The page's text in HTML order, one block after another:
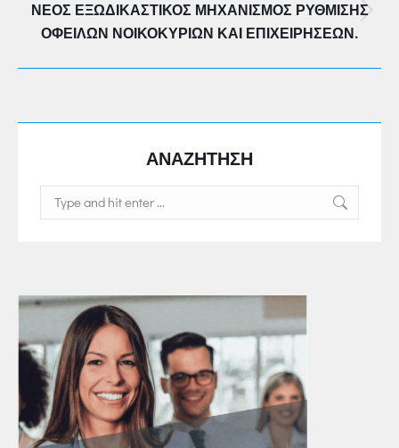
Next
post:
ΝΈΟΣ ΕΞΩΔΙΚΑΣΤΙΚΌΣ ΜΗΧΑΝΙΣΜΌΣ ΡΎΘΜΙΣΗΣ
ΟΦΕΙΛΏΝ ΝΟΙΚΟΚΥΡΙΏΝ ΚΑΙ ΕΠΙΧΕΙΡΉΣΕΩΝ.
ΑΝΑΖΗΤΗΣΗ
Search: